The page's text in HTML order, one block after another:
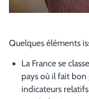
Quelques éléments
La France se
pays où il fait bon
indicateurs